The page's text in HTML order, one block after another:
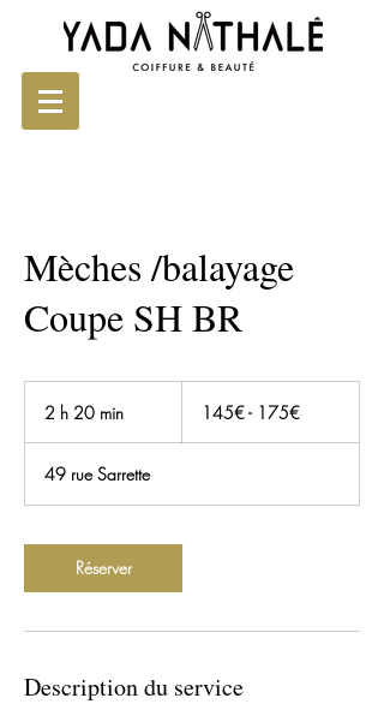
Mèches /balayage
Coupe SH BR
2 h 20 min
0
m
n
145€ - 175€
49 rue Sarrette
Réserver
Description du service